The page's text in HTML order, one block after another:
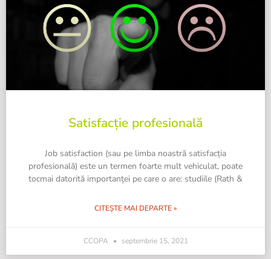
Satisfacție profesională
Job satisfaction (sau pe limba noastră satisfacția
profesională) este un termen foarte mult vehiculat, poate
tocmai datorită importanței pe care o are: studiile (Rath &
CITEȘTE MAI DEPARTE »
CCOPA septembrie 15, 2021